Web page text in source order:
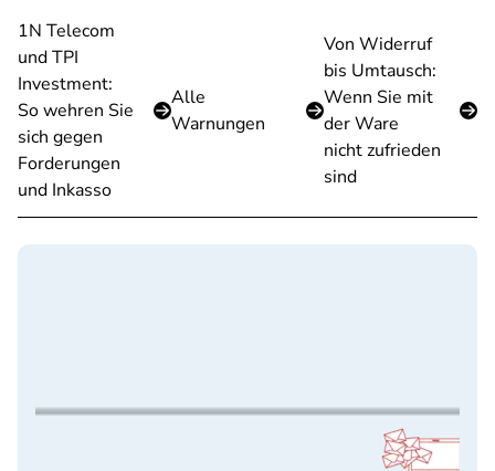
1N Telecom
und TPI
Investment:
So wehren Sie
sich gegen
Forderungen
und Inkasso
Alle
Warnungen
Von Widerruf
bis Umtausch:
Wenn Sie mit
der Ware
nicht zufrieden
sind